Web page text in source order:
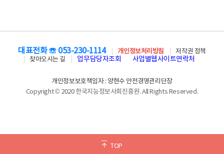
TOP
대표전화 ☏ 053-230-1114 개인정보처리방침
저작권 정책
찾아오시는 길
업무담당자조회 사업별웹사이트연락처
개인정보보호책임자 : 양현수 안전경영관리단장
Copyright © 2020 한국지능정보사회진흥원. All Rights Reserved.